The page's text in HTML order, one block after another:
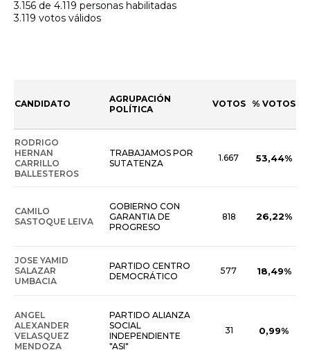
3.156 de 4.119 personas habilitadas
3.119 votos válidos
CANDIDATO
AGRUPACIÓN
POLÍTICA
VOTOS % VOTOS
RODRIGO
HERNAN
CARRILLO
BALLESTEROS
TRABAJAMOS POR
SUTATENZA
1.667 53,44%
CAMILO
SASTOQUE LEIVA
GOBIERNO CON
GARANTIA DE
PROGRESO
818 26,22%
JOSE YAMID
SALAZAR
UMBACIA
PARTIDO CENTRO
DEMOCRÁTICO
577 18,49%
ANGEL
ALEXANDER
VELASQUEZ
MENDOZA
PARTIDO ALIANZA
SOCIAL
INDEPENDIENTE
"ASI"
31 0,99%